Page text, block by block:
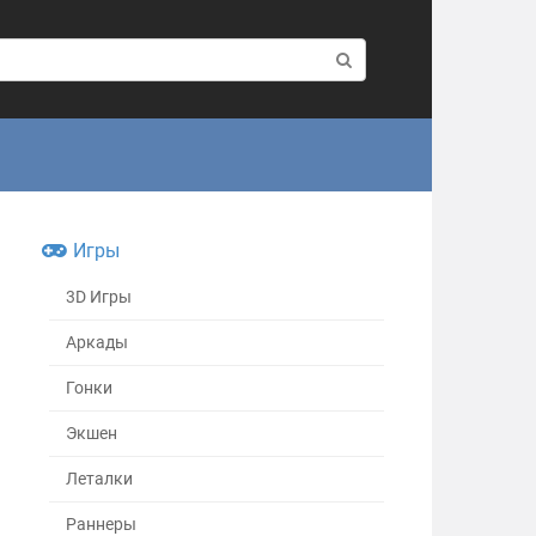
Игры
3D Игры
Аркады
Гонки
Экшен
Леталки
Раннеры